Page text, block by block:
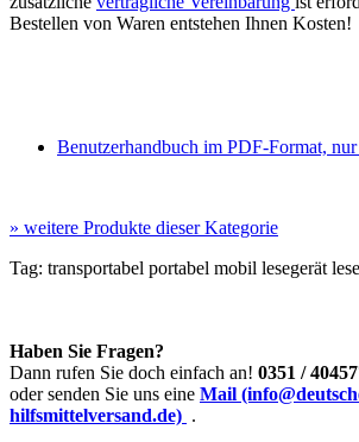
Bestellen von Waren entstehen Ihnen Kosten!
Benutzerhandbuch im PDF-Format, nur
» weitere Produkte dieser Kategorie
Tag: transportabel portabel mobil lesegerät
Haben Sie Fragen?
Dann rufen Sie doch einfach an! 0351 /
oder senden Sie uns eine Mail
hilfsmittelversand.de) .